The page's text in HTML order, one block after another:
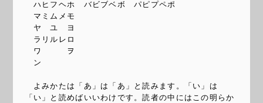
ハヒフヘホ バビブベボ パピプペポ
マミムメモ
ヤ ユ ヨ
ラリルレロ
ワ ヲ
ン
よみかたは「あ」は「あ」と読みます。「い」は
「い」と読めばいいわけです。読者の中にはこの明らか